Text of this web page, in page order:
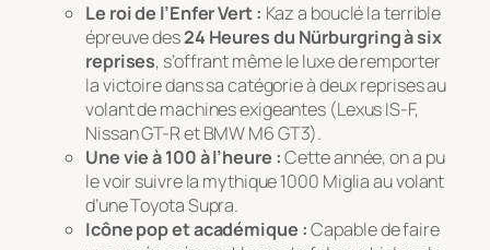
Le roi de l’Enfer Vert : Kaz a bouclé la terrible
épreuve des24 Heures du Nürburgring à six
reprises, s’offrant même le luxe de remporter
la victoire dans sa catégorie à deux reprises au
volant de machines exigeantes (Lexus IS-F,
Nissan GT-R et BMW M6 GT3).
Une vie à 100 à l’heure :Cette année, on a pu
le voir suivre la mythique1000 Migliaau volant
d’une Toyota Supra.
Icône pop et académique :Capable de faire